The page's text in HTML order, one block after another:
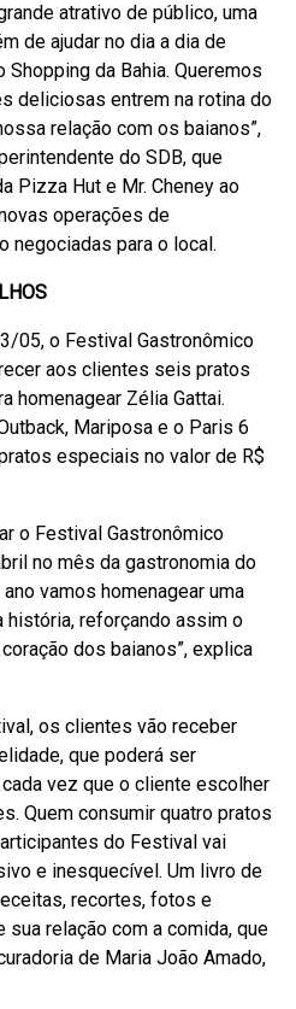
atrativo de público, uma
de ajudar no dia a dia de
Shopping da Bahia. Queremos
deliciosas entrem na rotina do
relação com os baianos”,
do SDB, que
Pizza Hut e Mr. Cheney ao
operações de
negociadas para o local.
05, o Festival Gastronômico
aos clientes seis pratos
homenagear Zélia Gattai.
Mariposa e o Paris 6
especiais no valor de R$
o Festival Gastronômico
no mês da gastronomia do
vamos homenagear uma
história, reforçando assim o
dos baianos”, explica
os clientes vão receber
que poderá ser
vez que o cliente escolher
Quem consumir quatro pratos
do Festival vai
e inesquecível. Um livro de
recortes, fotos e
sua relação com a comida, que
de Maria João Amado,